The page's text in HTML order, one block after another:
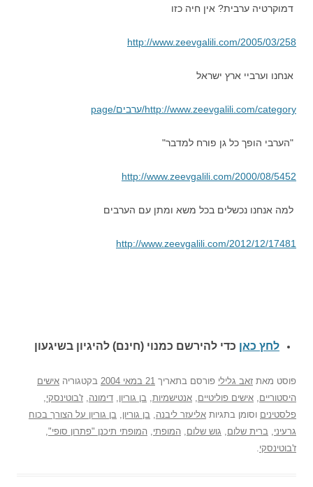
דמוקרטיה ערבית? אין חיה כזו
http://www.zeevgalili.com/2005/03/258
אנחנו וערביי ארץ ישראל
http://www.zeevgalili.com/category/ערבים/page
"הערבי הופך כל גן פורח למדבר"
http://www.zeevgalili.com/2000/08/5452
למה אנחנו נכשלים בכל משא ומתן עם הערבים
http://www.zeevgalili.com/2012/12/17481
לחץ כאן כדי להירשם כמנוי (חינם) להיגיון בשיגעון
פוסט מאת זאב גלילי פורסם בתאריך 21 במאי 2004 בקטגוריה אישים
היסטוריים, אישים פוליטיים, אנטישמיות, בן גוריון, דימונה, ז'בוטינסקי,
פלסטינים וסומן בתגיות אליעזר ליבנה, בן גוריון, בן גוריון על הצורך בכוח
גרעיני, ברית שלום, גוש שלום, המופתי, המופתי תיכנן "פתרון סופי",
ז'בוטינסקי.